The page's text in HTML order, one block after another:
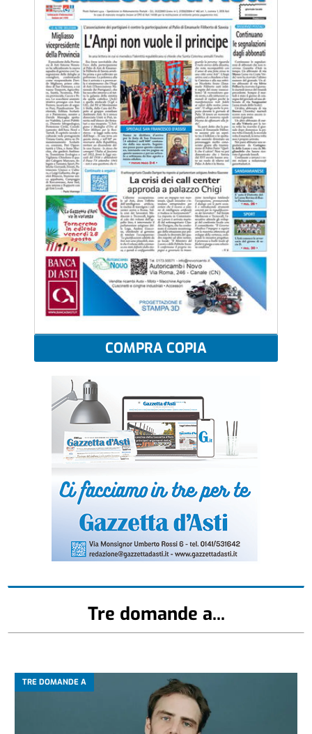
COMPRA COPIA
Tre domande a...
TRE DOMANDE A